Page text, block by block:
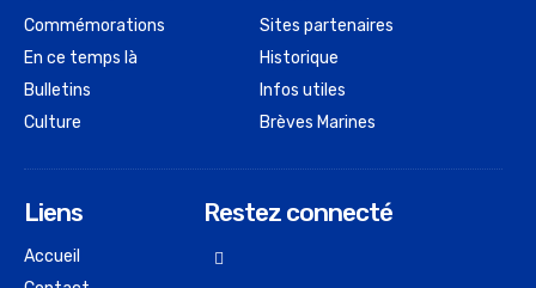
Commémorations
En ce temps là
Bulletins
Culture
Sites partenaires
Historique
Infos utiles
Brèves Marines
Liens
Accueil
Restez connecté